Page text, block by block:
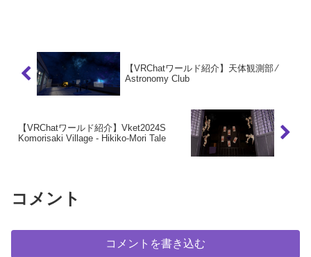
【VRChatワールド紹介】天体観測部 ⁄
Astronomy Club
【VRChatワールド紹介】Vket2024S
Komorisaki Village - Hikiko-Mori Tale
コメント
コメントを書き込む